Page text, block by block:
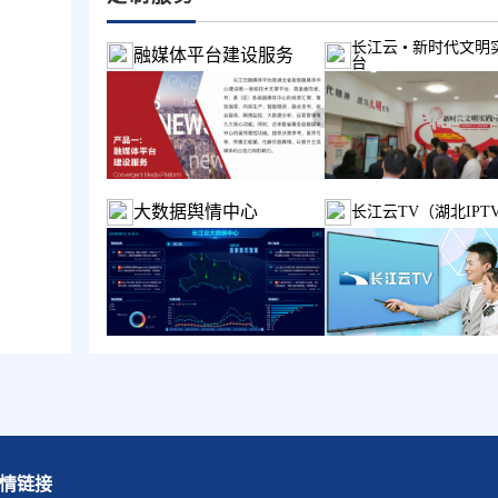
融媒体平台建设服务
长江云 • 新时代文明
台
大数据舆情中心 长江云TV（湖北
链接